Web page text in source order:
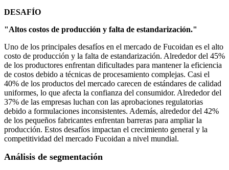
DESAFÍO
"Altos costos de producción y falta de estandarización."
Uno de los principales desafíos en el mercado de Fucoidan es el alto
costo de producción y la falta de estandarización. Alrededor del 45%
de los productores enfrentan dificultades para mantener la eficiencia
de costos debido a técnicas de procesamiento complejas. Casi el
40% de los productos del mercado carecen de estándares de calidad
uniformes, lo que afecta la confianza del consumidor. Alrededor del
37% de las empresas luchan con las aprobaciones regulatorias
debido a formulaciones inconsistentes. Además, alrededor del 42%
de los pequeños fabricantes enfrentan barreras para ampliar la
producción. Estos desafíos impactan el crecimiento general y la
competitividad del mercado Fucoidan a nivel mundial.
Análisis de segmentación